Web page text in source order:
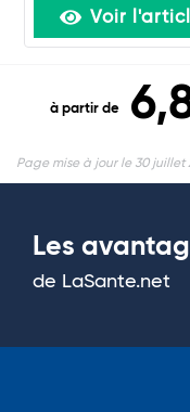
Voir
à partir de
Page mise à jour le 30 juillet
Les
de LaSante.net